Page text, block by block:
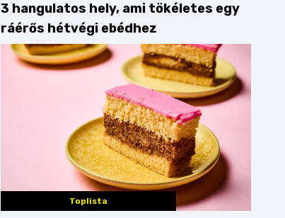
3 hangulatos hely, ami tökéletes egy
ráérős hétvégi ebédhez
Toplista